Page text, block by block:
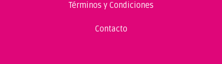
Términos y Condiciones
Contacto